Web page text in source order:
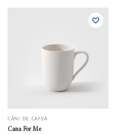
CĂNI DE CAFEA
Cana For Me